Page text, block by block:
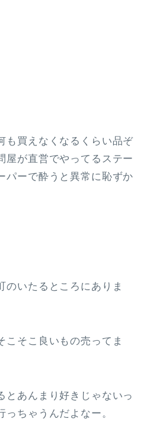
も買えなくなるくらい品ぞ
屋が直営でやってるステー
パーで酔うと異常に恥ずか
のいたるところにありま
こそこ良いもの売ってま
とあんまり好きじゃないっ
ちゃうんだよなー。